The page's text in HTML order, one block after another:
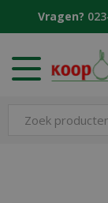
Vragen?